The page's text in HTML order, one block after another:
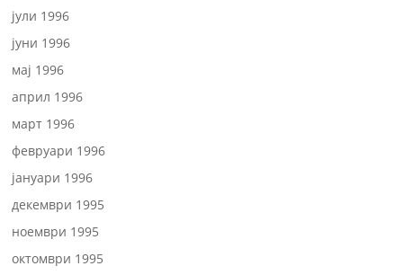
јули 1996
јуни 1996
мај 1996
април 1996
март 1996
февруари 1996
јануари 1996
декември 1995
ноември 1995
октомври 1995